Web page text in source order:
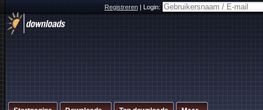
Registreren|Login: